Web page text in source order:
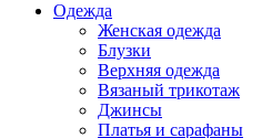
Одежда
Женская одежда
Блузки
Верхняя одежда
Вязаный трикотаж
Джинсы
Платья и сарафаны